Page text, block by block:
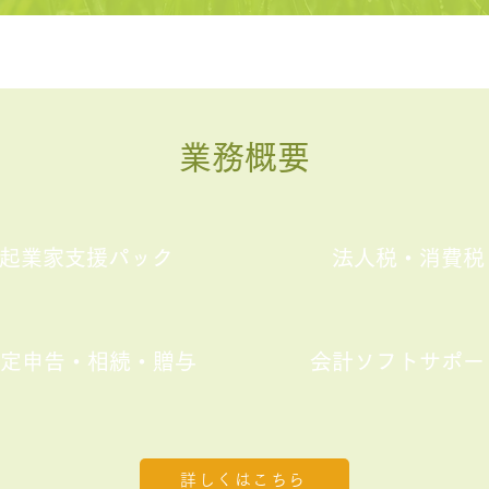
​業務概要
起業家支援パック
申告・相続・贈与
​法人税・消費税
会計ソフトサポー
詳しくはこちら